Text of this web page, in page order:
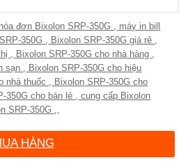
đơn Bixolon SRP-350G
máy in bill
350G Bixolon SRP-350G giá rẻ
Bixolon SRP-350G cho nhà hàng
sạn
Bixolon SRP-350G cho hiệu
nhà thuốc
Bixolon SRP-350G cho
350G cho bán lẻ
cung cấp Bixolon
SRP-350G
HÀNG